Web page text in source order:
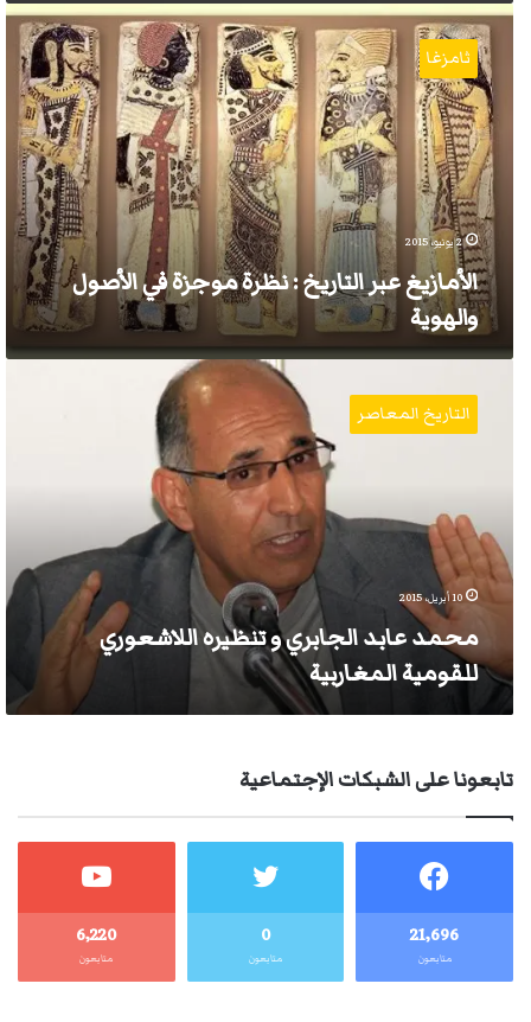
الأمازيغ
التاريخ
نظرة
موجزة
الأصول
والهوية
ثامزغا
2 يونيو، 2015
الأمازيغ عبر التاريخ : نظرة موجزة في الأصول
والهوية
الجابري
للقومية
المغاربية
التاريخ المعاصر
10 أبريل، 2015
محمد عابد الجابري و تنظيره اللاشعوري
للقومية المغاربية
تابعونا على الشبكات الإجتماعية
21٬696
متابعون
0
متابعون
6٬220
متابعون